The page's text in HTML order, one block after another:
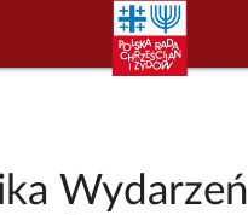
Wydarzeń